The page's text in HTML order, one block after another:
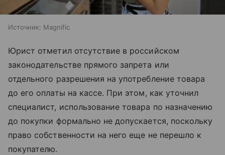
Источник: Magnific
Юрист отметил отсутствие в российском
законодательстве прямого запрета или
отдельного разрешения на употребление товара
до его оплаты на кассе. При этом, как уточнил
специалист, использование товара по назначению
до покупки формально не допускается, поскольку
право собственности на него еще не перешло к
покупателю.